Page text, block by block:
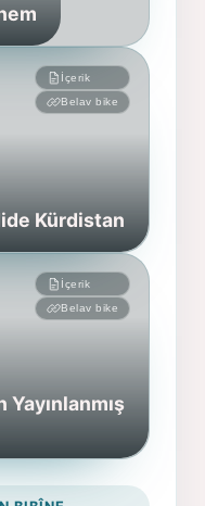
İçerik
Belav bike
Kürdistan
İçerik
Belav bike
Yayınlanmış